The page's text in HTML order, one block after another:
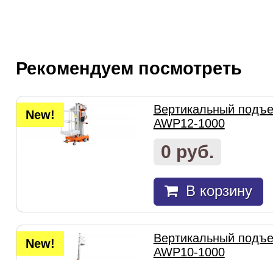
Рекомендуем посмотреть
New!
Вертикальный
AWP12-1000
0 руб.
В корзину
New!
Вертикальный
AWP10-1000